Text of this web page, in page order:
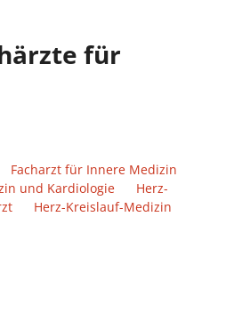
für
Facharzt für Innere Medizin
und Kardiologie
Herz-
Herz-Kreislauf-Medizin